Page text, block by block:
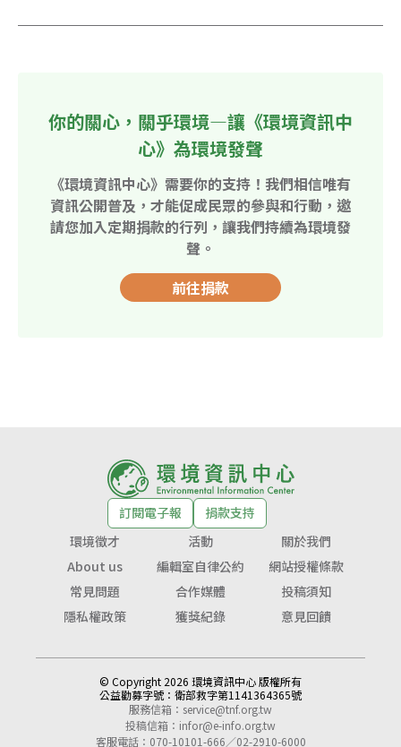
你的關心，關乎環境—讓《環境資訊中
心》為環境發聲
《環境資訊中心》需要你的支持！我們相信唯有
資訊公開普及，才能促成民眾的參與和行動，邀
請您加入定期捐款的行列，讓我們持續為環境發
聲。
前往捐款
訂閱電子報
捐款支持
環境徵才
活動
關於我們
About us
編輯室自律公約
網站授權條款
常見問題
合作媒體
投稿須知
隱私權政策
獲獎紀錄 意見回饋
© Copyright 2026 環境資訊中心 版權所有
公益勸募字號： 衛部救字第1141364365號
服務信箱： service@tnf.org.tw
投稿信箱： infor@e-info.org.tw
客服電話：070-10101-666／02-2910-6000